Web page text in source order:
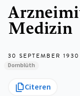
Medizin
30 SEPTEMBER 1930
Dornblüth
Citeren